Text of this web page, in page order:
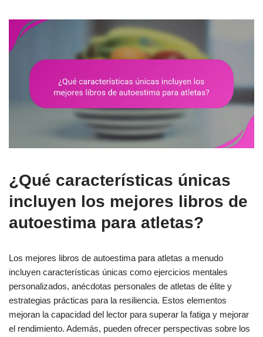
¿Qué características únicas
incluyen los mejores libros de
autoestima para atletas?
Los mejores libros de autoestima para atletas a menudo
incluyen características únicas como ejercicios mentales
personalizados, anécdotas personales de atletas de élite y
estrategias prácticas para la resiliencia. Estos elementos
mejoran la capacidad del lector para superar la fatiga y mejorar
el rendimiento. Además, pueden ofrecer perspectivas sobre los